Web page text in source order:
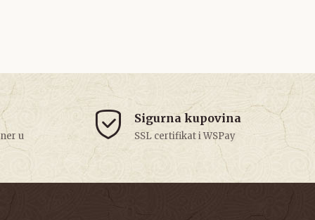
u
Sigurna kupovina
SSL certifikat i WSPay